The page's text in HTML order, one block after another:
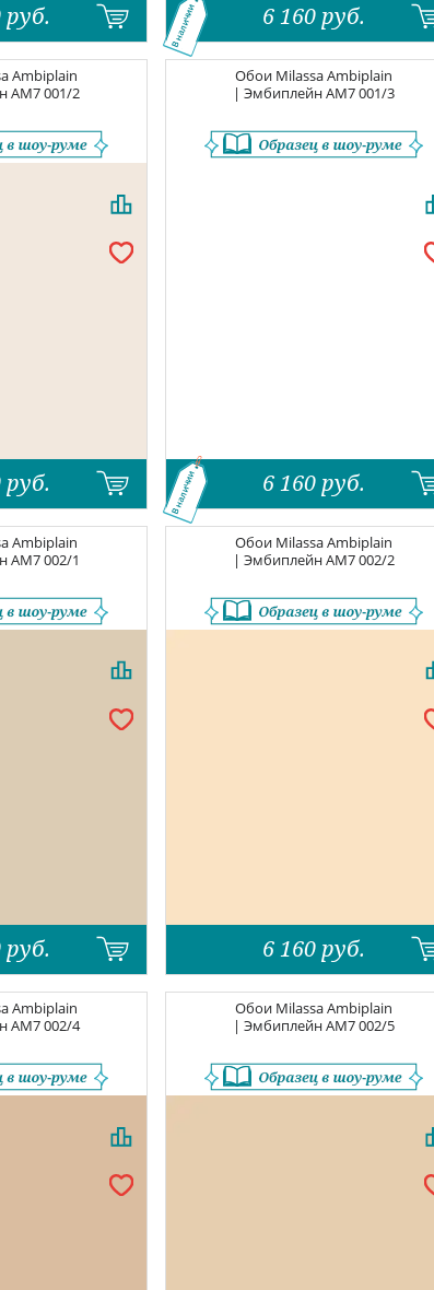
руб. 6 160 руб.
В наличии
Ambiplain
AM7 001/2
руб.
Обои Milassa Ambiplain
| ЭмбиплейнAM7 001/3
6 160 руб.
В наличии
Ambiplain
AM7 002/1
руб.
Обои Milassa Ambiplain
| ЭмбиплейнAM7 002/2
6 160 руб.
Ambiplain
AM7 002/4
Обои Milassa Ambiplain
| ЭмбиплейнAM7 002/5